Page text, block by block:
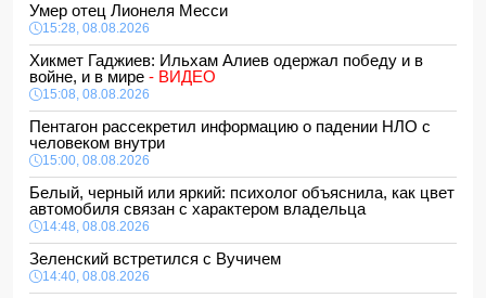
Умер отец Лионеля Месси
15:28, 08.08.2026
Хикмет Гаджиев: Ильхам Алиев одержал победу и в
войне, и в мире - ВИДЕО
15:08, 08.08.2026
Пентагон рассекретил информацию о падении НЛО с
человеком внутри
15:00, 08.08.2026
Белый, черный или яркий: психолог объяснила, как цвет
автомобиля связан с характером владельца
14:48, 08.08.2026
Зеленский встретился с Вучичем
14:40, 08.08.2026